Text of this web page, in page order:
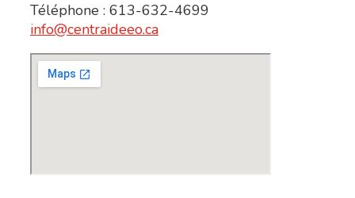
Téléphone : 613-632-4699
info@centraideeo.ca